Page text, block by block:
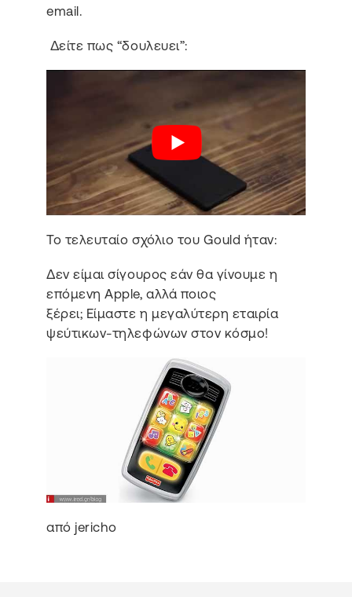
email.
Δείτε πως “δουλευει”:
Το τελευταίο σχόλιο του Gould ήταν:
Δεν είμαι σίγουρος εάν θα γίνουμε η
επόμενη Apple, αλλά ποιος
ξέρει; Είμαστε η μεγαλύτερη εταιρία
ψεύτικων-τηλεφώνων στον κόσμο!
από jericho